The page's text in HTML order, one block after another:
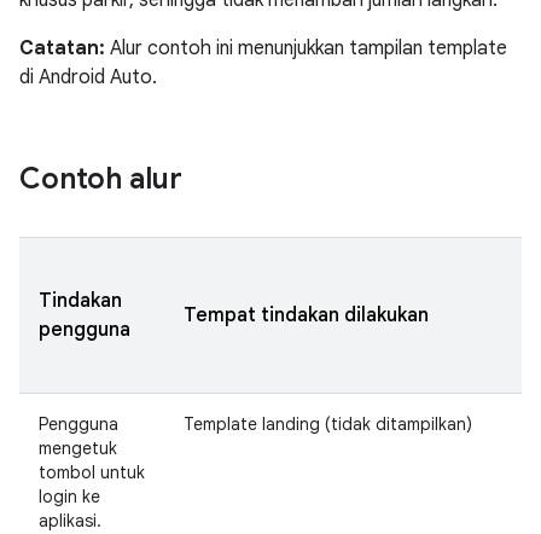
Catatan: Alur contoh ini menunjukkan tampilan template
di Android Auto.
Contoh alur
Tindakan
pengguna
Tempat tindakan dilakukan
Pengguna
mengetuk
tombol untuk
login ke
aplikasi.
Template landing (tidak ditampilkan)